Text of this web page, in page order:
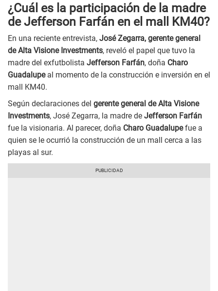
¿Cuál es la participación de la madre
de Jefferson Farfán en el mall KM40?
En una reciente entrevista, José Zegarra, gerente general
de Alta Visione Investments, reveló el papel que tuvo la
madre del exfutbolista Jefferson Farfán, doña Charo
Guadalupe al momento de la construcción e inversión en el
mall KM40.
Según declaraciones del gerente general de Alta Visione
Investments, José Zegarra, la madre de Jefferson Farfán
fue la visionaria. Al parecer, doña Charo Guadalupefue a
quien se le ocurrió la construcción de un mall cerca a las
playas al sur.